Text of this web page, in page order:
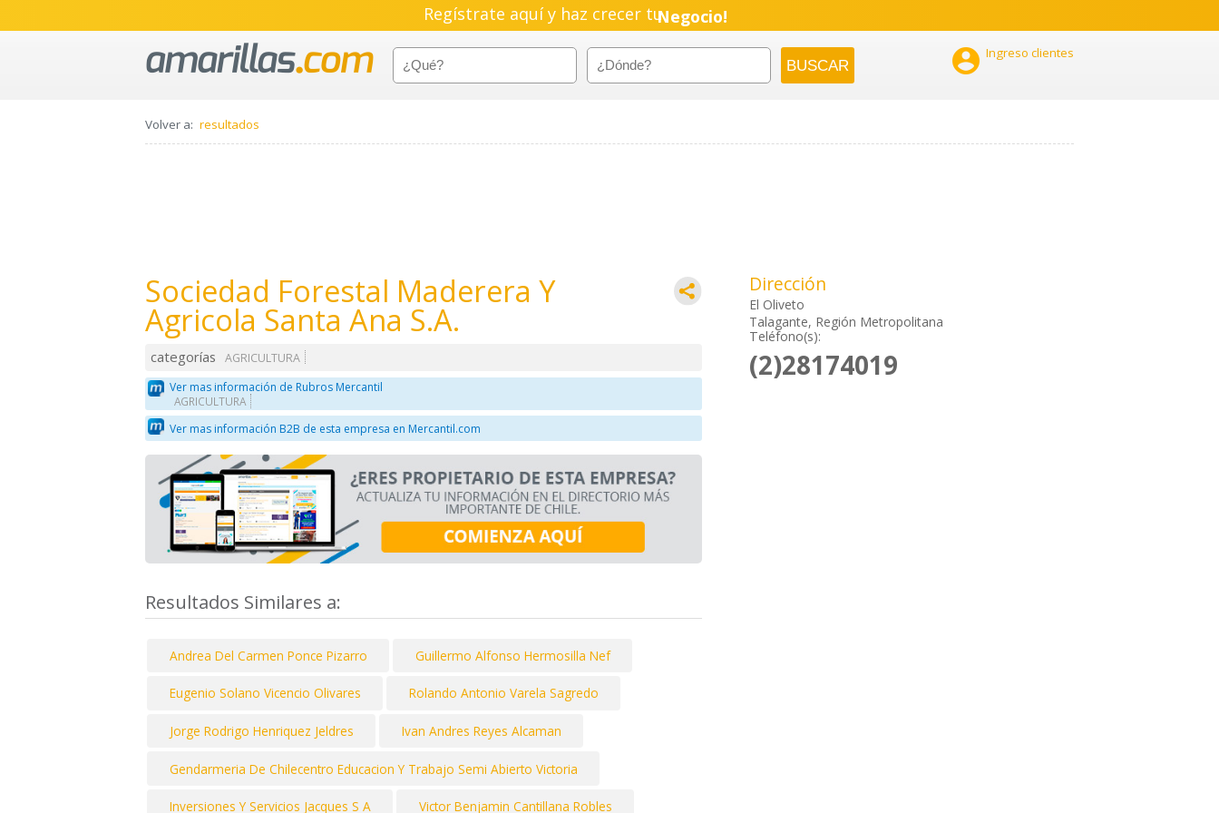
Regístrate aquí y haz crecer tuNegocio!
Pyme!
Emprendimiento!
 Ingreso clientes
Volver a: resultados
Sociedad Forestal Maderera Y
Agricola Santa Ana S.A.
categorías
AGRICULTURA
Ver mas información de Rubros Mercantil
AGRICULTURA
Ver mas información B2B de esta empresa en Mercantil.com
Resultados Similares a:
Andrea Del Carmen Ponce Pizarro Guillermo Alfonso Hermosilla Nef
Eugenio Solano Vicencio Olivares Rolando Antonio Varela Sagredo
Jorge Rodrigo Henriquez Jeldres Ivan Andres Reyes Alcaman
Gendarmeria De Chilecentro Educacion Y Trabajo Semi Abierto Victoria
Inversiones Y Servicios Jacques S A Victor Benjamin Cantillana Robles
Dirección
El Oliveto
Talagante, Región Metropolitana
Teléfono(s):
(2)28174019